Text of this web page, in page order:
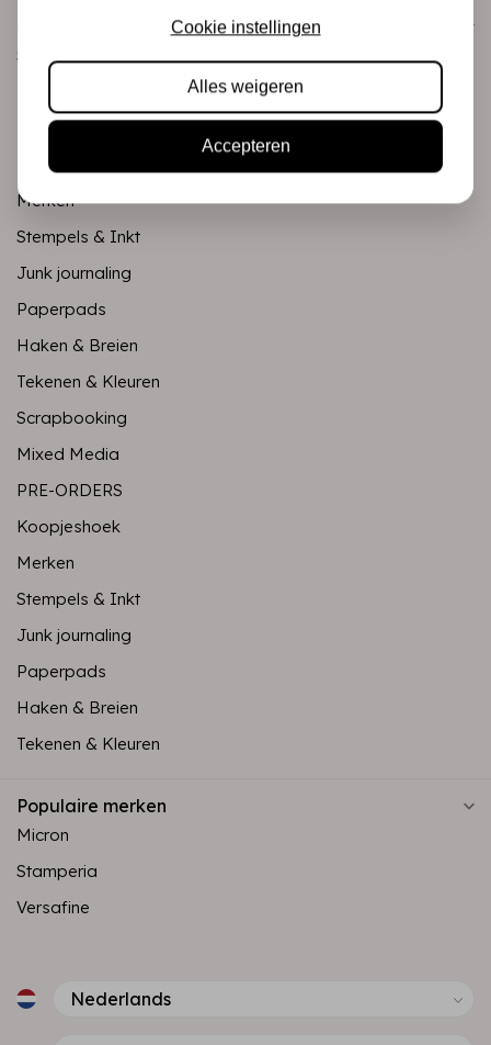
Scrapbooking
PRE-ORDERS
Koopjeshoek
Merken
Stempels & Inkt
Junk journaling
Paperpads
Haken & Breien
Tekenen & Kleuren
Scrapbooking
Mixed Media
PRE-ORDERS
Koopjeshoek
Merken
Stempels & Inkt
Junk journaling
Paperpads
Haken & Breien
Tekenen & Kleuren
Populaire merken
Micron
Stamperia
Versafine
Cookie instellingen
Alles weigeren
Accepteren